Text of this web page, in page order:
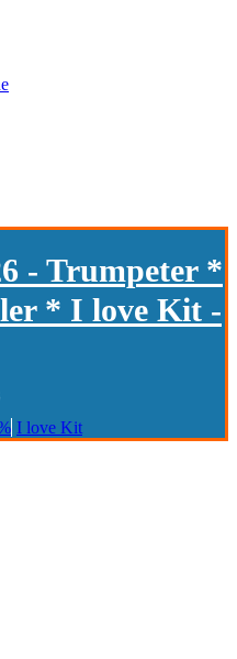
- Trumpeter *
* I love Kit -
I love Kit